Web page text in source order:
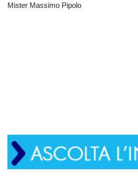
Mister Massimo Pipolo